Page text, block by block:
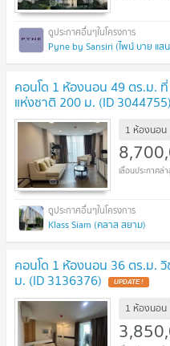
Pyne by Sansiri (ไพน์ บาย แส
คอนโด 1 ห้องนอน 49 ตร.ม. ที่
แห่งชาติ 200 ม. (ID 3044755)
1 ห้องนอน
Klass Siam (คลาส สยาม)
คอนโด 1 ห้องนอน 36 ตร.ม. วิ
ม. (ID 3136376) UPDATE !
1 ห้องนอน